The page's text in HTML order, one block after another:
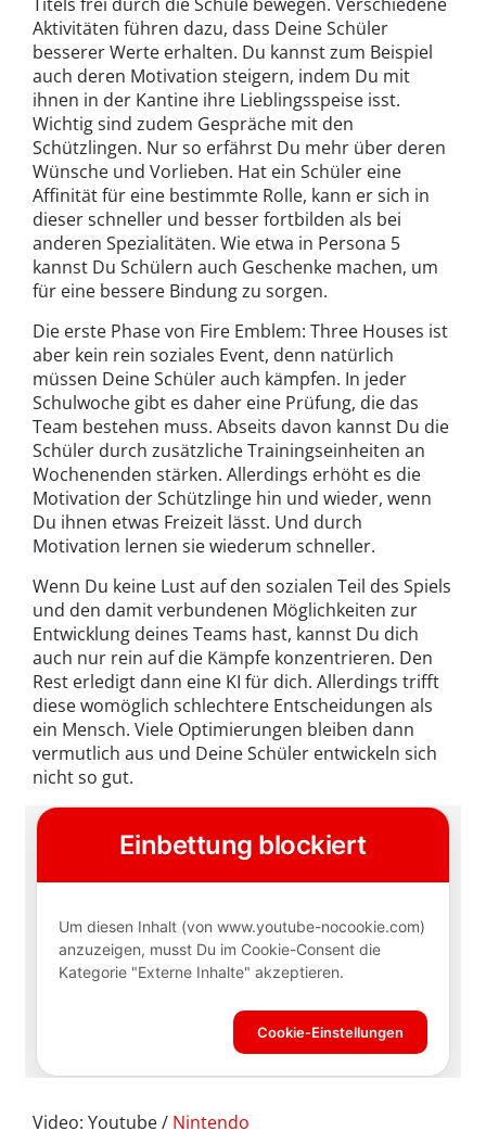
Aktivitäten führen dazu, dass Deine Schüler
besserer Werte erhalten. Du kannst zum Beispiel
auch deren Motivation steigern, indem Du mit
ihnen in der Kantine ihre Lieblingsspeise isst.
Wichtig sind zudem Gespräche mit den
Schützlingen. Nur so erfährst Du mehr über deren
Wünsche und Vorlieben. Hat ein Schüler eine
Affinität für eine bestimmte Rolle, kann er sich in
dieser schneller und besser fortbilden als bei
anderen Spezialitäten. Wie etwa in Persona 5
kannst Du Schülern auch Geschenke machen, um
für eine bessere Bindung zu sorgen.
Die erste Phase von Fire Emblem: Three Houses ist
aber kein rein soziales Event, denn natürlich
müssen Deine Schüler auch kämpfen. In jeder
Schulwoche gibt es daher eine Prüfung, die das
Team bestehen muss. Abseits davon kannst Du die
Schüler durch zusätzliche Trainingseinheiten an
Wochenenden stärken. Allerdings erhöht es die
Motivation der Schützlinge hin und wieder, wenn
Du ihnen etwas Freizeit lässt. Und durch
Motivation lernen sie wiederum schneller.
Wenn Du keine Lust auf den sozialen Teil des Spiels
und den damit verbundenen Möglichkeiten zur
Entwicklung deines Teams hast, kannst Du dich
auch nur rein auf die Kämpfe konzentrieren. Den
Rest erledigt dann eine KI für dich. Allerdings trifft
diese womöglich schlechtere Entscheidungen als
ein Mensch. Viele Optimierungen bleiben dann
vermutlich aus und Deine Schüler entwickeln sich
nicht so gut.
Video: Youtube / Nintendo